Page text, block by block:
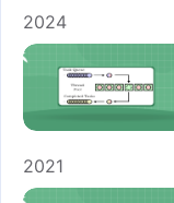
2024
2021